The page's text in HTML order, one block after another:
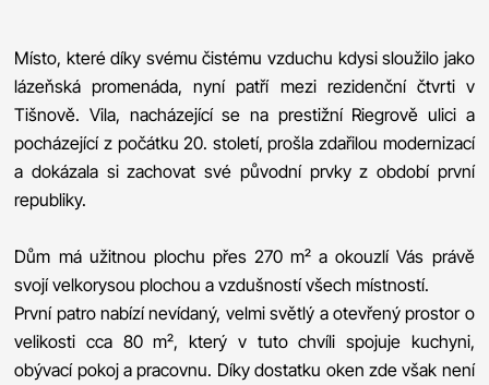
Místo, které díky svému čistému vzduchu kdysi sloužilo jako
lázeňská promenáda, nyní patří mezi rezidenční čtvrti v
Tišnově. Vila, nacházející se na prestižní Riegrově ulici a
pocházející z počátku 20. století, prošla zdařilou modernizací
a dokázala si zachovat své původní prvky z období první
republiky.
Dům má užitnou plochu přes 270 m² a okouzlí Vás právě
svojí velkorysou plochou a vzdušností všech místností.
První patro nabízí nevídaný, velmi světlý a otevřený prostor o
velikosti cca 80 m², který v tuto chvíli spojuje kuchyni,
obývací pokoj a pracovnu. Díky dostatku oken zde však není